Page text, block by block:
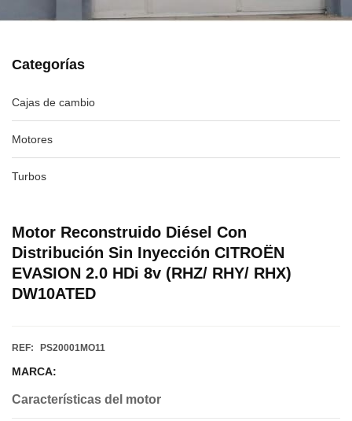
Categorías
Cajas de cambio
Motores
Turbos
Motor Reconstruido Diésel Con
Distribución Sin Inyección CITROËN
EVASION 2.0 HDi 8v (RHZ/ RHY/ RHX)
DW10ATED
REF: PS20001MO11
MARCA:
Características del motor